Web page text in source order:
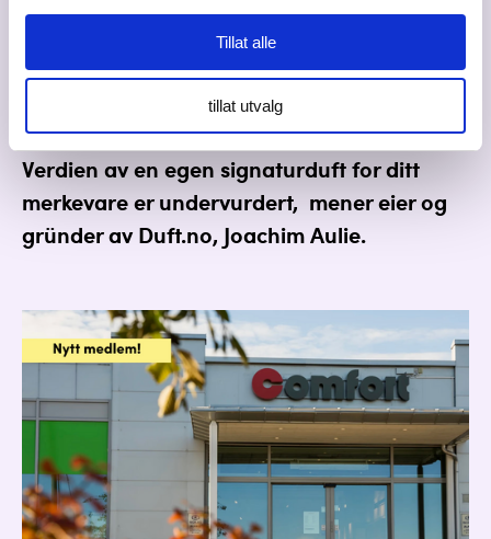
Tillat alle
tillat utvalg
10.07.2026
Luktesansen er den kraftigste og mest emosjonelle av
alle sansene, og er direkte knyttet til minnet.
Verdien av en egen signaturduft for ditt
merkevare er undervurdert, mener eier og
gründer av Duft.no, Joachim Aulie.